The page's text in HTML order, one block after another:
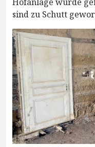
Hofanlage wurde
sind zu Schutt